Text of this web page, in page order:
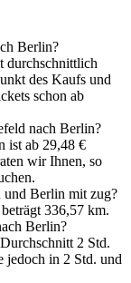
Berlin?
durchschnittlich
des Kaufs und
schon ab
nach Berlin?
ist ab 29,48 €
wir Ihnen, so
Berlin mit zug?
336,57 km.
Berlin?
2 Std.
jedoch in 2 Std. und